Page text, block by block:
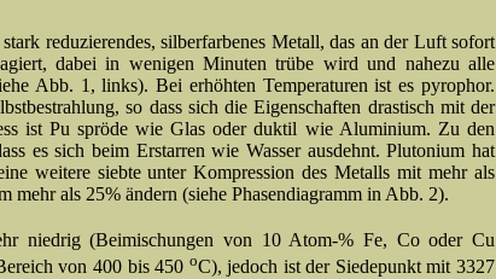
reduzierendes, silberfarbenes Metall, das an der Luft sofort
dabei in wenigen Minuten trübe wird und nahezu alle
Abb. 1, links). Bei erhöhten Temperaturen ist es pyrophor.
so dass sich die Eigenschaften drastisch mit der
ist Pu spröde wie Glas oder duktil wie Aluminium. Zu den
es sich beim Erstarren wie Wasser ausdehnt. Plutonium hat
weitere siebte unter Kompression des Metalls mit mehr als
mehr als 25% ändern (siehe Phasendiagramm in Abb. 2).
niedrig (Beimischungen von 10 Atom-% Fe, Co oder Cu
von 400 bis 450 oC), jedoch ist der Siedepunkt mit 3327